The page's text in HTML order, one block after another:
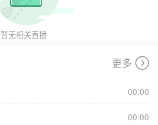
暂无相关直播
更多
00:00
00:00